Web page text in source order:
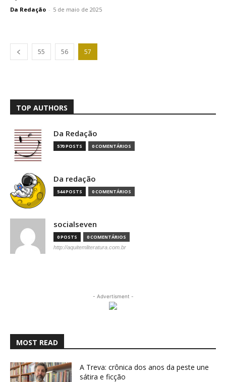
Da Redação - 5 de maio de 2025
55 56 57
TOP AUTHORS
Da Redação
570 POSTS 0 COMENTÁRIOS
Da redação
544 POSTS 0 COMENTÁRIOS
socialseven
0 POSTS 0 COMENTÁRIOS
http://aquitemliteratura.com.br
- Advertisment -
MOST READ
A Treva: crônica dos anos da peste une
sátira e ficção